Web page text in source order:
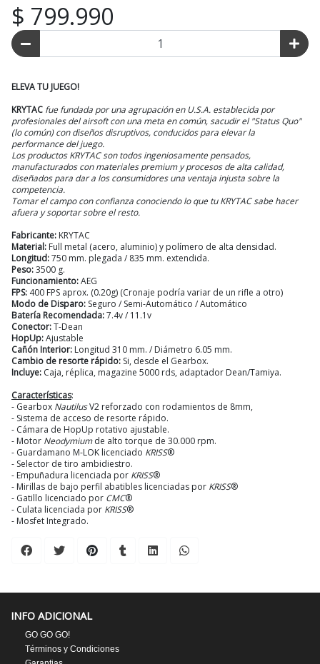
$ 799.990
ELEVA TU JUEGO!
KRYTAC fue fundada por una agrupación en U.S.A. establecida por
profesionales del airsoft con una meta en común, sacudir el "Status Quo"
(lo común) con diseños disruptivos, conducidos para elevar la
performance del juego.
Los productos KRYTAC son todos ingeniosamente pensados,
manufacturados con materiales premium y procesos de alta calidad,
diseñados para dar a los consumidores una ventaja injusta sobre la
competencia.
Tomar el campo con confianza conociendo lo que tu KRYTAC sabe hacer
afuera y soportar sobre el resto.
Fabricante: KRYTAC
Material: Full metal (acero, aluminio) y polímero de alta densidad.
Longitud:750 mm. plegada / 835 mm. extendida.
Peso:3500 g.
Funcionamiento:AEG
FPS: 400 FPS aprox. (0.20g) (Cronaje podría variar de un rifle a otro)
Modo de Disparo: Seguro / Semi-Automático / Automático
Batería Recomendada:7.4v / 11.1v
Conector:T-Dean
HopUp:Ajustable
Cañón Interior: Longitud 310 mm. / Diámetro 6.05 mm.
Cambio de resorte rápido: Si, desde el Gearbox.
Incluye: Caja, réplica, magazine 5000 rds, adaptador Dean/Tamiya.
Características:
- Gearbox NautilusV2 reforzado con rodamientos de 8mm,
- Sistema de acceso de resorte rápido.
- Cámara de HopUp rotativo ajustable.
- Motor Neodymiumde alto torque de 30.000 rpm.
- Guardamano M-LOK licenciado KRISS®
- Selector de tiro ambidiestro.
- Empuñadura licenciada por KRISS®
- Mirillas de bajo perfil abatibles licenciadas por KRISS®
- Gatillo licenciado por CMC®
- Culata licenciada por KRISS®
- Mosfet Integrado.
INFO ADICIONAL
GO GO GO!
Términos y Condiciones